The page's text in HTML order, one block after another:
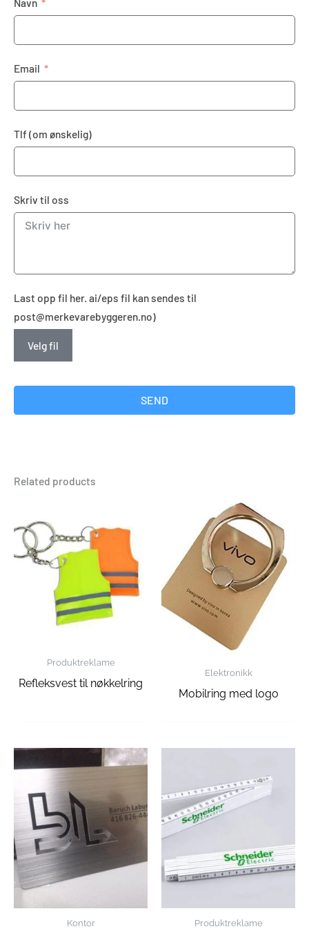
Navn
Email
Tlf (om ønskelig)
Skriv til oss
Last opp fil her. ai/eps fil kan sendes til
post@merkevarebyggeren.no)
Velg fil
SEND
Related products
Produktreklame
Refleksvest til nøkkelring
Elektronikk
Mobilring med logo
Kontor Produktreklame